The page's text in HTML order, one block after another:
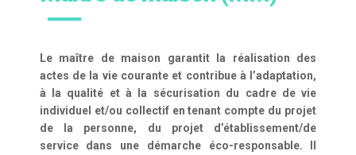
Le maître de maison garantit la réalisation des
actes de la vie courante et contribue à l’adaptation,
à la qualité et à la sécurisation du cadre de vie
individuel et/ou collectif en tenant compte du projet
de la personne, du projet d’établissement/de
service dans une démarche éco-responsable. Il